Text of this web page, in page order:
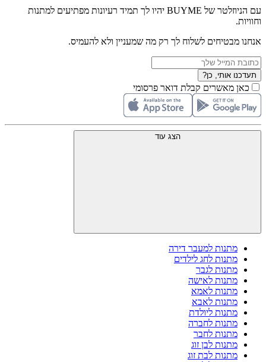
עם הניוזלטר של BUYME יהיו לך תמיד רעיונות מפתיעים למתנות
וחוויות.
אנחנו מבטיחים לשלוח לך רק מה שמעניין ולא להעמיס.
תעדכנו אותי, כן?
כאן מאשרים קבלת דואר פרסומי
הצג עוד
מתנות למעבר דירה
מתנות לחג לילדים
מתנות לגבר
מתנות לאישה
מתנות לאמא
מתנות לאבא
מתנות ליולדת
מתנות לחברה
מתנות לחבר
מתנות לבן זוג
מתנות לבת זוג